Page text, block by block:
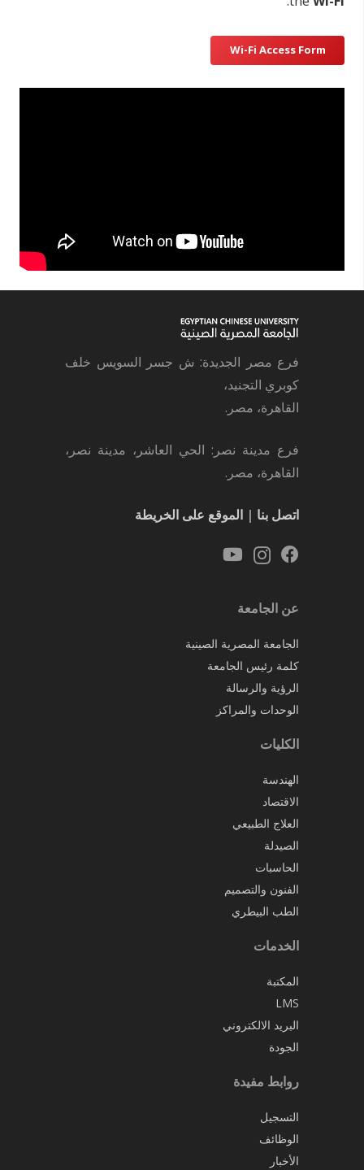
Wi-Fi Access Form
فرع مصر الجديدة: ش جسر السويس خلف
كوبري التجنيد،
القاهرة، مصر.
فرع مدينة نصر: الحي العاشر، مدينة نصر،
القاهرة، مصر.
اتصل بنا | الموقع على الخريطة
عن الجامعة
الجامعة المصرية الصينية
كلمة رئيس الجامعة
الرؤية والرسالة
الوحدات والمراكز
الكليات
الهندسة
الاقتصاد
العلاج الطبيعي
الصيدلة
الحاسبات
الفنون والتصميم
الطب البيطري
الخدمات
المكتبة
LMS
البريد الالكتروني
الجودة
روابط مفيدة
التسجيل
الوظائف
الأخبار